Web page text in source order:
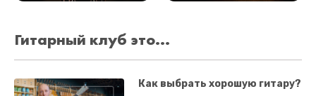
Гитарный клуб это...
Как выбрать хорошую гитару?